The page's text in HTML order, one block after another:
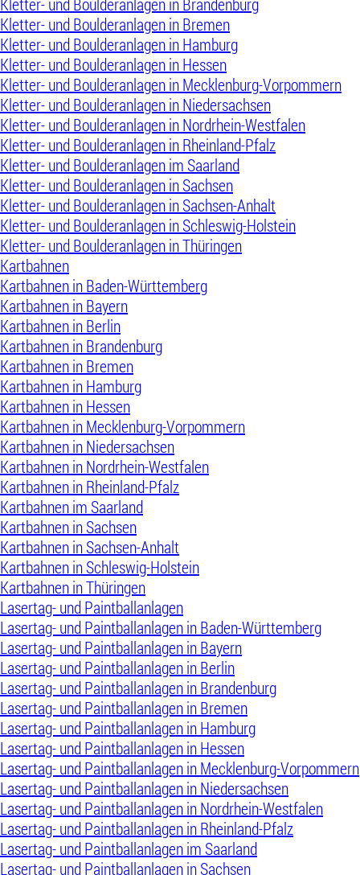
Kletter- und Boulderanlagen in Brandenburg
Kletter- und Boulderanlagen in Bremen
Kletter- und Boulderanlagen in Hamburg
Kletter- und Boulderanlagen in Hessen
Kletter- und Boulderanlagen in Mecklenburg-Vorpommern
Kletter- und Boulderanlagen in Niedersachsen
Kletter- und Boulderanlagen in Nordrhein-Westfalen
Kletter- und Boulderanlagen in Rheinland-Pfalz
Kletter- und Boulderanlagen im Saarland
Kletter- und Boulderanlagen in Sachsen
Kletter- und Boulderanlagen in Sachsen-Anhalt
Kletter- und Boulderanlagen in Schleswig-Holstein
Kletter- und Boulderanlagen in Thüringen
Kartbahnen
Kartbahnen in Baden-Württemberg
Kartbahnen in Bayern
Kartbahnen in Berlin
Kartbahnen in Brandenburg
Kartbahnen in Bremen
Kartbahnen in Hamburg
Kartbahnen in Hessen
Kartbahnen in Mecklenburg-Vorpommern
Kartbahnen in Niedersachsen
Kartbahnen in Nordrhein-Westfalen
Kartbahnen in Rheinland-Pfalz
Kartbahnen im Saarland
Kartbahnen in Sachsen
Kartbahnen in Sachsen-Anhalt
Kartbahnen in Schleswig-Holstein
Kartbahnen in Thüringen
Lasertag- und Paintballanlagen
Lasertag- und Paintballanlagen in Baden-Württemberg
Lasertag- und Paintballanlagen in Bayern
Lasertag- und Paintballanlagen in Berlin
Lasertag- und Paintballanlagen in Brandenburg
Lasertag- und Paintballanlagen in Bremen
Lasertag- und Paintballanlagen in Hamburg
Lasertag- und Paintballanlagen in Hessen
Lasertag- und Paintballanlagen in Mecklenburg-Vorpommern
Lasertag- und Paintballanlagen in Niedersachsen
Lasertag- und Paintballanlagen in Nordrhein-Westfalen
Lasertag- und Paintballanlagen in Rheinland-Pfalz
Lasertag- und Paintballanlagen im Saarland
Lasertag- und Paintballanlagen in Sachsen